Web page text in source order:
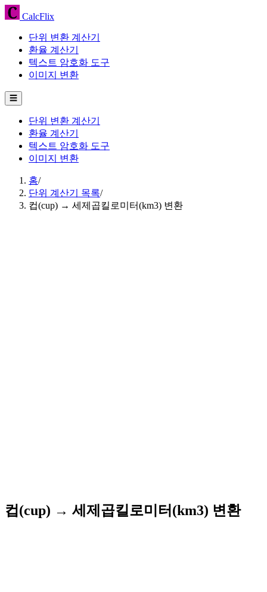
CalcFlix
단위 변환 계산기
환율 계산기
텍스트 암호화 도구
이미지 변환
☰
단위 변환 계산기
환율 계산기
텍스트 암호화 도구
이미지 변환
홈/
단위 계산기 목록/
컵(cup) → 세제곱킬로미터(km3) 변환
컵(cup) → 세제곱킬로미터(km3) 변환